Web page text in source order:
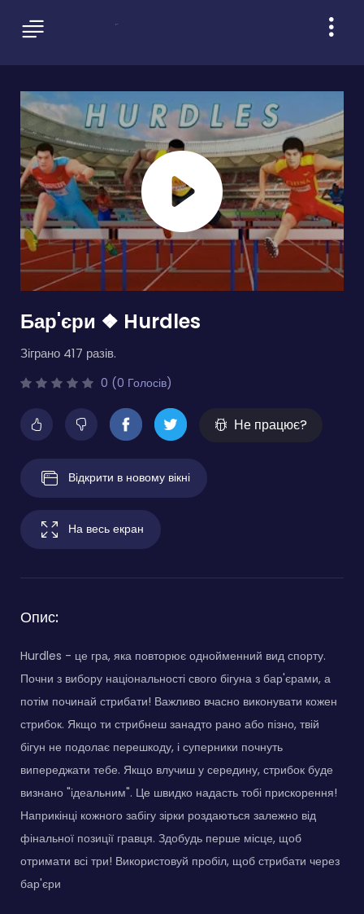
Бар'єри ❖ Hurdles
Зіграно 417 разів.
0 (0 Голосів)
Не працює?
Відкрити в новому вікні
На весь екран
Опис:
Hurdles - це гра, яка повторює однойменний вид спорту.
Почни з вибору національності свого бігуна з бар'єрами, а
потім починай стрибати! Важливо вчасно виконувати кожен
стрибок. Якщо ти стрибнеш занадто рано або пізно, твій
бігун не подолає перешкоду, і суперники почнуть
випереджати тебе. Якщо влучиш у середину, стрибок буде
визнано "ідеальним". Це швидко надасть тобі прискорення!
Наприкінці кожного забігу зірки роздаються залежно від
фінальної позиції гравця. Здобудь перше місце, щоб
отримати всі три! Використовуй пробіл, щоб стрибати через
бар'єри